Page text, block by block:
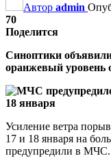
Автор admin
70
Поделится
Синоптики
оранжевый уровень
Усиление ветра
17 и 18 января на
предупредили в МЧС.